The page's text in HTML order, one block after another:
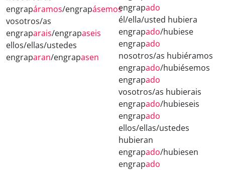
engrapáramos/engrapásemos
vosotros/as
engraparais/engrapaseis
ellos/ellas/ustedes
engraparan/engrapasen
engrapado
él/ella/usted hubiera
engrapado/hubiese
engrapado
nosotros/as hubiéramos
engrapado/hubiésemos
engrapado
vosotros/as hubierais
engrapado/hubieseis
engrapado
ellos/ellas/ustedes
hubieran
engrapado/hubiesen
engrapado